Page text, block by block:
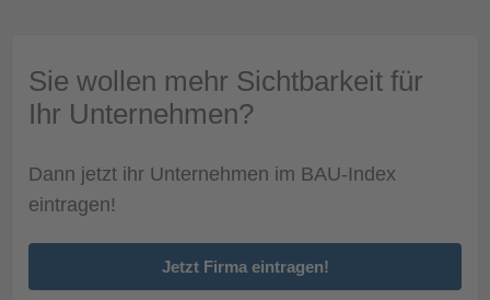
Sie wollen mehr Sichtbarkeit für
Ihr Unternehmen?
Dann jetzt ihr Unternehmen im BAU-Index
eintragen!
Jetzt Firma eintragen!